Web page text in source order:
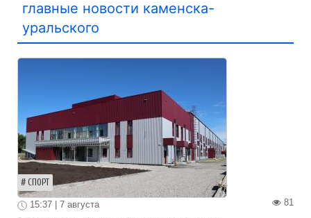
главные новости каменска-
уральского
СПОРТ
81
15:37 | 7 августа